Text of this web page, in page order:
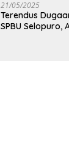
21/05/2025
Terendus
SPBU Selopuro,